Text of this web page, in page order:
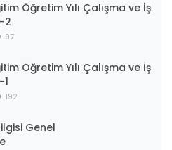
Öğretim Yılı Çalışma ve İş
2
97
Öğretim Yılı Çalışma ve İş
192
Genel